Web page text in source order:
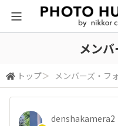
メン
トップ＞ メンバーズ・フ
denshakamera2